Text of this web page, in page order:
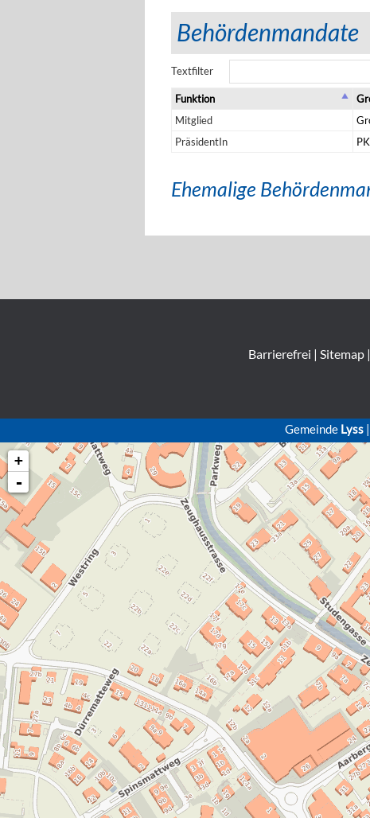
Behördenmandate
Textfilter
Funktion
Mitglied
PräsidentIn
Ehemalige
Barrierefrei | Sitemap|
Gemeinde Lyss